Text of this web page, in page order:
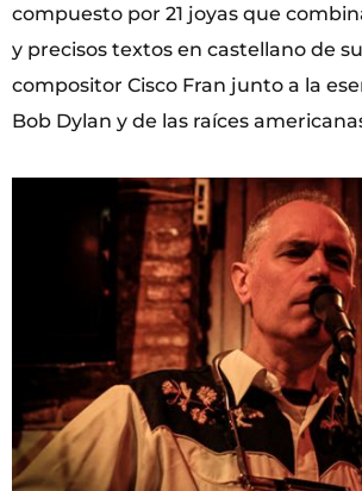
compuesto por 21 joyas que
y precisos textos en castellano de
compositor Cisco Fran junto a la
Bob Dylan y de las raíces